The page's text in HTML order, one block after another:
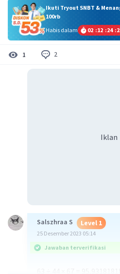
Ikuti Tryout SNBT &
100rb
Habis dalam
02 :12 :24 :
1 2
Iklan
Salszhraa S Level 1
25 Desember 2023 05:14
Jawaban terverifikasi